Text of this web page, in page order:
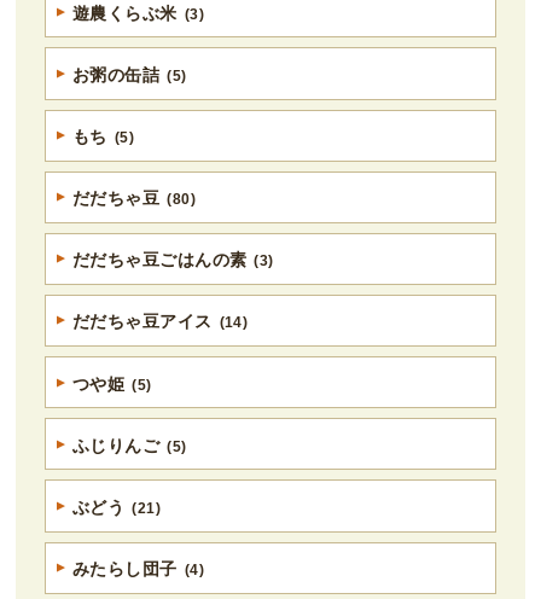
遊農くらぶ米 (3)
お粥の缶詰 (5)
もち (5)
だだちゃ豆 (80)
だだちゃ豆ごはんの素 (3)
だだちゃ豆アイス (14)
つや姫 (5)
ふじりんご (5)
ぶどう (21)
みたらし団子 (4)